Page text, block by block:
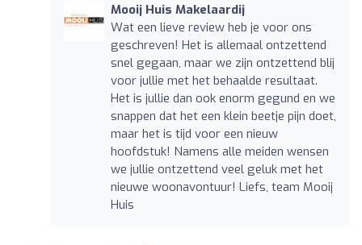
Mooij Huis Makelaardij
Wat een lieve review heb je voor ons
geschreven! Het is allemaal ontzettend
snel gegaan, maar we zijn ontzettend blij
voor jullie met het behaalde resultaat.
Het is jullie dan ook enorm gegund en we
snappen dat het een klein beetje pijn doet,
maar het is tijd voor een nieuw
hoofdstuk! Namens alle meiden wensen
we jullie ontzettend veel geluk met het
nieuwe woonavontuur! Liefs, team Mooij
Huis